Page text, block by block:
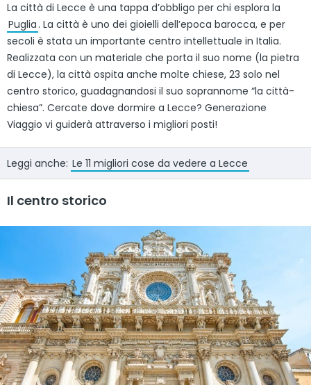
La città di Lecce è una tappa d’obbligo per chi esplora la
Puglia . La città è uno dei gioielli dell’epoca barocca, e per
secoli è stata un importante centro intellettuale in Italia.
Realizzata con un materiale che porta il suo nome (la pietra
di Lecce), la città ospita anche molte chiese, 23 solo nel
centro storico, guadagnandosi il suo soprannome “la città-
chiesa”. Cercate dove dormire a Lecce? Generazione
Viaggio vi guiderà attraverso i migliori posti!
Leggi anche: Le 11 migliori cose da vedere a Lecce
Il centro storico